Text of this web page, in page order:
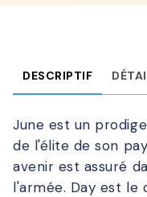
DESCRIPTIF
June est un
de l'élite de son
avenir est assuré
l'armée. Day est le